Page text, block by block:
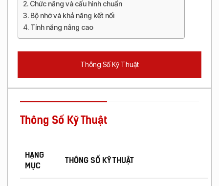
Thông Số Kỹ Thuật
Chức năng và cấu hình chuẩn
Bộ nhớ và khả năng kết nối
Tính năng nâng cao
Thông Số Kỹ Thuật
HẠNG
MỤC
THÔNG SỐ KỸ THUẬT